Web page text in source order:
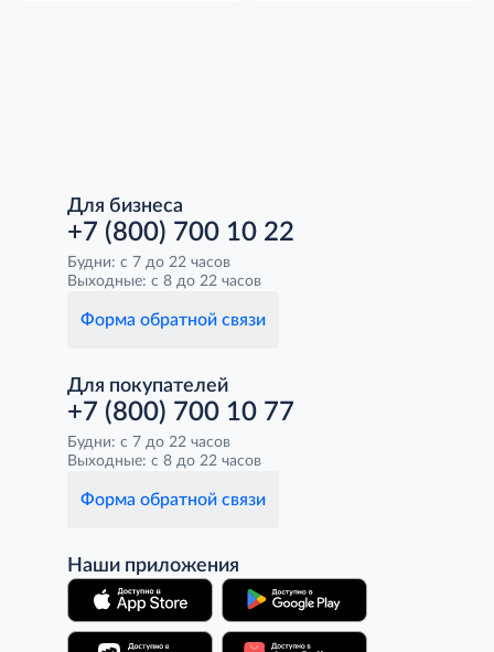
Для бизнеса
+7 (800) 700 10 22
Будни: с 7 до 22 часов
Выходные: с 8 до 22 часов
Форма обратной связи
Для покупателей
+7 (800) 700 10 77
Будни: с 7 до 22 часов
Выходные: с 8 до 22 часов
Форма обратной связи
Наши приложения